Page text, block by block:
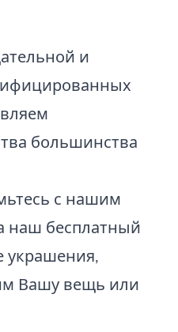
и
большинства
с нашим
наш бесплатный
украшения,
Вашу вещь или